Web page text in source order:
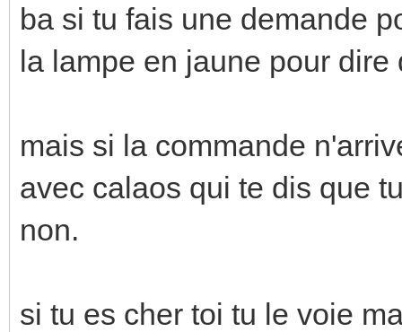
ba si tu fais une demande
la lampe en jaune pour dire
mais si la commande
avec calaos qui te dis que
non.
si tu es cher toi tu le voie